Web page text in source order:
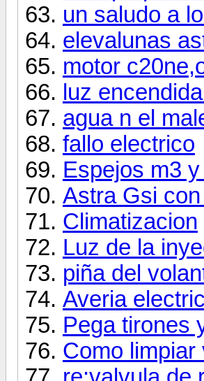
un saludo a
elevalunas
motor
luz
agua n el
fallo electrico
Espejos m3
Astra Gsi
Climatizacion
Luz de la
piña del
Averia
Pega tirones
Como limpiar